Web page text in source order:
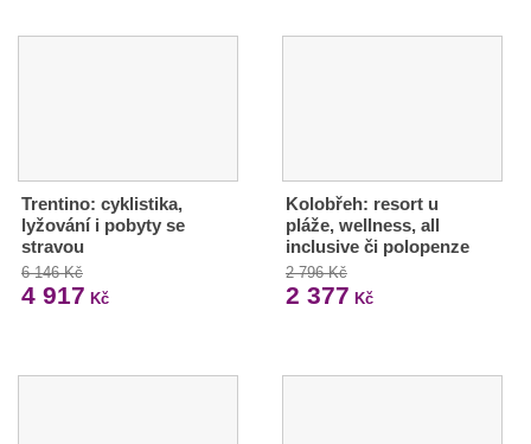
Trentino: cyklistika,
lyžování i pobyty se
stravou
6 146 Kč
4 917 Kč
Kolobřeh: resort u
pláže, wellness, all
inclusive či polopenze
2 796 Kč
2 377 Kč